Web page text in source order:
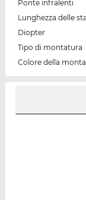
Ponte infralenti
Lunghezza delle
Diopter
Tipo di montatura
Colore della